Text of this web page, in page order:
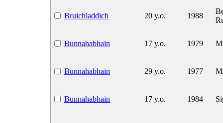
Bruichladdich 20 y.o. 1988
Bunnahabhain 17 y.o. 1979
Bunnahabhain 29 y.o. 1977
Bunnahabhain 17 y.o. 1984